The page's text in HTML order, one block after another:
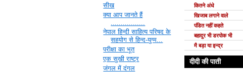
सीख
क्या आप जानते हैं
नेपाल हिन्दी साहित्य परिषद के
सहयोग से हिन्द-युग्म...
परीक्षा का भूत
एक सुखी राष्ट्र
जंगल में दंगल
कितने अंधे
खिजाब लगाने वाले
पंडित नहीं कहते
बहादुर भी डरपोक भी
मै बड़ा या इन्द्र
दीदी की पाती